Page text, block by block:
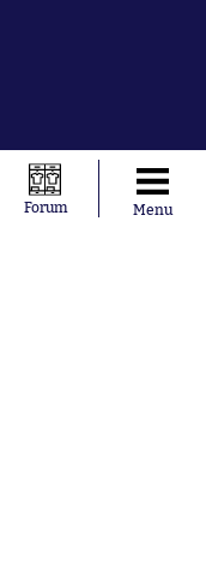
Forum Menu